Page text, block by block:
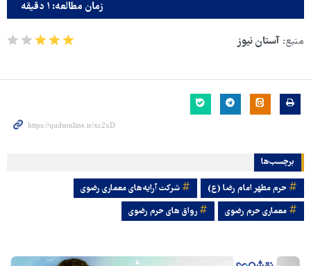
زمان مطالعه: ۱ دقیقه
منبع: آستان نیوز
برچسب‌ها
حرم مطهر امام رضا (ع)
شرکت آرایه‌های معماری رضوی
معماری حرم رضوی
رواق های حرم رضوی